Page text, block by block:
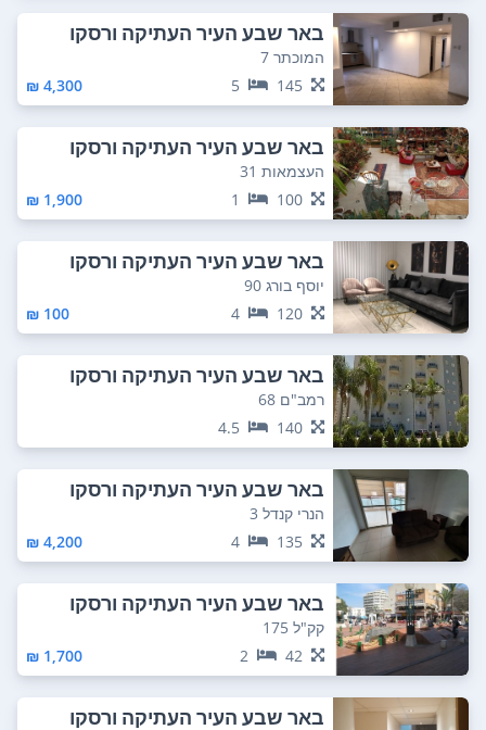
באר שבע העיר העתיקה ורסקו
המוכתר 7
145
5
4,300 ₪
באר שבע העיר העתיקה ורסקו
העצמאות 31
100
1
1,900 ₪
באר שבע העיר העתיקה ורסקו
יוסף בורג 90
120
4
100 ₪
באר שבע העיר העתיקה ורסקו
רמב"ם 68
140
4.5
באר שבע העיר העתיקה ורסקו
הנרי קנדל 3
135
4
4,200 ₪
באר שבע העיר העתיקה ורסקו
קק"ל 175
42
2
1,700 ₪
באר שבע העיר העתיקה ורסקו